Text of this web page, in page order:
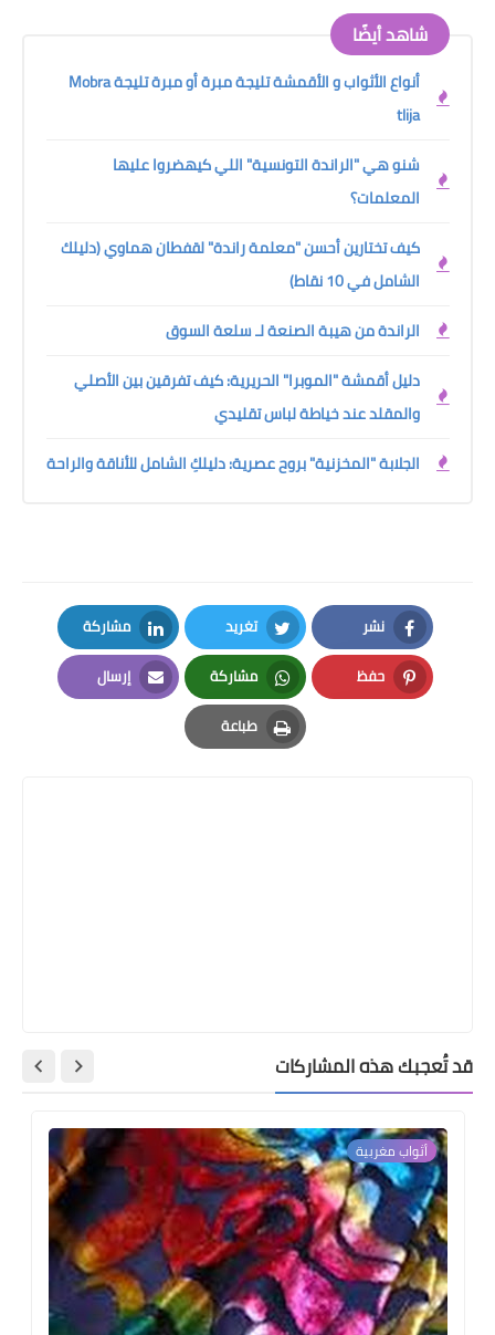
شاهد أيضًا
أنواع الأثواب و الأقمشة تليجة مبرة أو مبرة تليجة Mobra
tlija
شنو هي "الراندة التونسية" اللي كيهضروا عليها
المعلمات؟
كيف تختارين أحسن "معلمة راندة" لقفطان هماوي (دليلك
الشامل في 10 نقاط)
الراندة من هيبة الصنعة لـ سلعة السوق
دليل أقمشة "الموبرا" الحريرية: كيف تفرقين بين الأصلي
والمقلد عند خياطة لباس تقليدي
الجلابة "المخزنية" بروح عصرية: دليلكِ الشامل للأناقة والراحة
نشر
Facebook
تغريد
Twitter
مشاركة
LinkedIn
حفظ
Pinterest
مشاركة
Whatsapp
إرسال
Email
طباعة
Print
قد تُعجبك هذه المشاركات
أثواب مغربية